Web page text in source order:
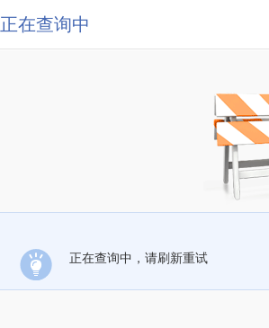
正在查询中
正在查询中，请刷新重试